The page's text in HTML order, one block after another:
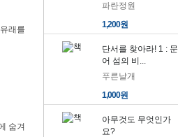
래를
숨겨
파란정원
1,200원
단서를 찾아라! 1 : 문
어 섬의 비...
푸른날개
1,000원
아무것도 무엇인가
요?